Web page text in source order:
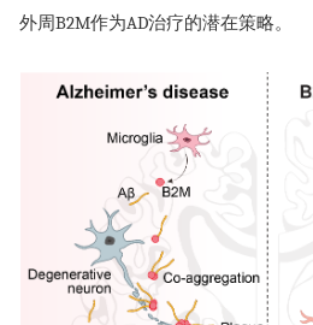
外周B2M作为AD治疗的潜在策略。